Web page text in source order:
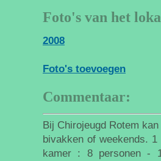
Foto's van het
2008
Foto's toevoegen
Commentaar:
Bij Chirojeugd Rotem
bivakken of weekends.
kamer : 8 personen -